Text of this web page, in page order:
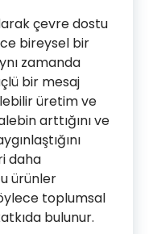
çevre dostu
bireysel bir
zamanda
bir mesaj
üretim ve
arttığını ve
daha
ürünler
toplumsal
bulunur.